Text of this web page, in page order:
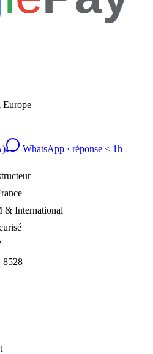
Europe
WhatsApp · réponse < 1h
International
8528